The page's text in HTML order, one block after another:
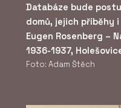
Databáze bude
domů, jejich příběhy i
Eugen Rosenberg –
1936-1937,
Foto: Adam Štěch